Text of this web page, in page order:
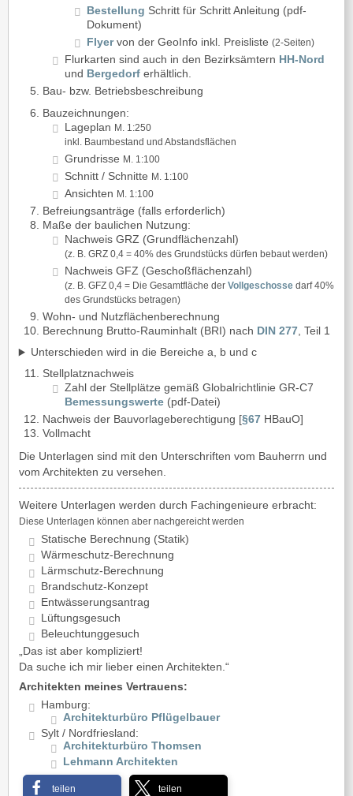
Bestellung Schritt für Schritt Anleitung (pdf-
Dokument)
Flyervon der GeoInfo inkl. Preisliste (2-Seiten)
Flurkarten sind auch in den Bezirksämtern HH-Nord
und Bergedorferhältlich.
Bau- bzw. Betriebsbeschreibung
Bauzeichnungen:
Lageplan M. 1:250
inkl. Baumbestand und Abstandsflächen
Grundrisse M. 1:100
Schnitt / Schnitte M. 1:100
Ansichten M. 1:100
Befreiungsanträge (falls erforderlich)
Maße der baulichen Nutzung:
Nachweis GRZ (Grundflächenzahl)
(z. B. GRZ 0,4 = 40% des Grundstücks dürfen bebaut werden)
Nachweis GFZ (Geschoßflächenzahl)
(z. B. GFZ 0,4 = Die Gesamtfläche der Vollgeschossedarf 40%
des Grundstücks betragen)
Wohn- und Nutzflächenberechnung
Berechnung Brutto-Rauminhalt (BRI) nach DIN 277, Teil 1
Unterschieden wird in die Bereiche a, b und c
Stellplatznachweis
Zahl der Stellplätze gemäß Globalrichtlinie GR-C7
Bemessungswerte(pdf-Datei)
Nachweis der Bauvorlageberechtigung [§67HBauO]
Vollmacht
Die Unterlagen sind mit den Unterschriften vom Bauherrn und
vom Architekten zu versehen.
Weitere Unterlagen werden durch Fachingenieure erbracht:
Diese Unterlagen können aber nachgereicht werden
Statische Berechnung (Statik)
Wärmeschutz-Berechnung
Lärmschutz-Berechnung
Brandschutz-Konzept
Entwässerungsantrag
Lüftungsgesuch
Beleuchtunggesuch
„Das ist aber kompliziert!
Da suche ich mir lieber einen Architekten.“
Architekten meines Vertrauens:
Hamburg:
Architekturbüro Pflügelbauer
Sylt / Nordfriesland:
Architekturbüro Thomsen
Lehmann Architekten
teilen teilen